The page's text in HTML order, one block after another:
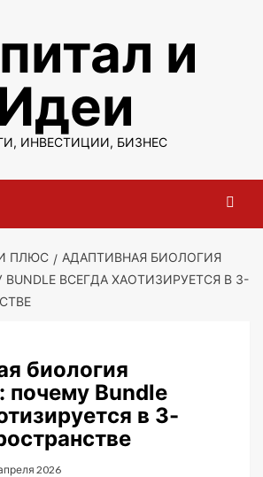
и
ИНВЕСТИЦИИ, БИЗНЕС
ПЛЮС
АДАПТИВНАЯ БИОЛОГИЯ
ВСЕГДА ХАОТИЗИРУЕТСЯ В 3-
биология
почему Bundle
в 3-
2026